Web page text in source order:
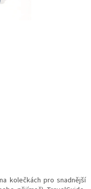
kolečkách pro snadnější